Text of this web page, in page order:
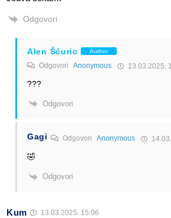
Odgovori
Alen Šćuric Author
Odgovori Anonymous 13.03.2025.
???
Odgovori
Gagi Odgovori Anonymous
🤣
Odgovori
Kum 13.03.2025. 15:06